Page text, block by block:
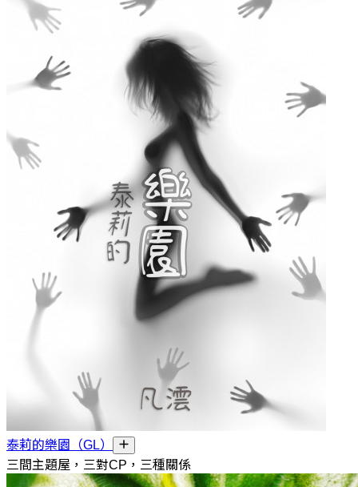
泰莉的樂園（GL）
三間主題屋，三對CP，三種關係